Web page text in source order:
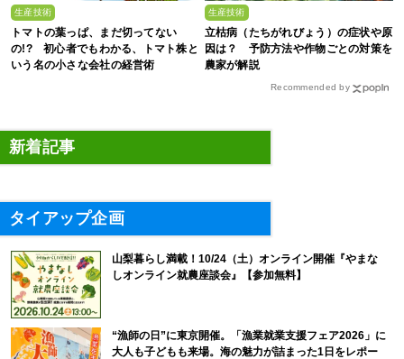
生産技術
トマトの葉っぱ、まだ切ってない
の!? 初心者でもわかる、トマト株と
いう名の小さな会社の経営術
生産技術
立枯病（たちがれびょう）の症状や原
因は？ 予防方法や作物ごとの対策を
農家が解説
Recommended by
新着記事
タイアップ企画
山梨暮らし満載！10/24（土）オンライン開催『やまな
しオンライン就農座談会』【参加無料】
“漁師の日”に東京開催。「漁業就業支援フェア2026」に
大人も子どもも来場。海の魅力が詰まった1日をレポー